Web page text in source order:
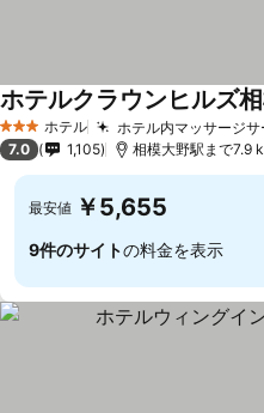
3 ホテルのランク
ホテル ホテル内マッサージサ
ホテルクラウンヒルズ
7.0 1,105 相模大野駅まで7.9
最安値 ￥5,655
9件のサイトの料金を表示